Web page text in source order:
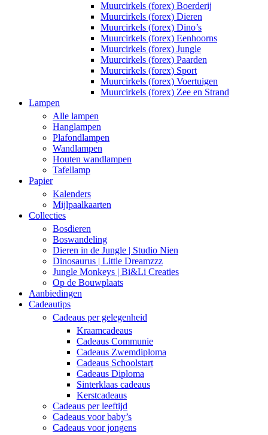
Muurcirkels (forex) Boerderij
Muurcirkels (forex) Dieren
Muurcirkels (forex) Dino’s
Muurcirkels (forex) Eenhoorns
Muurcirkels (forex) Jungle
Muurcirkels (forex) Paarden
Muurcirkels (forex) Sport
Muurcirkels (forex) Voertuigen
Muurcirkels (forex) Zee en Strand
Lampen
Alle lampen
Hanglampen
Plafondlampen
Wandlampen
Houten wandlampen
Tafellamp
Papier
Kalenders
Mijlpaalkaarten
Collecties
Bosdieren
Boswandeling
Dieren in de Jungle | Studio Nien
Dinosaurus | Little Dreamzzz
Jungle Monkeys | Bi&Li Creaties
Op de Bouwplaats
Aanbiedingen
Cadeautips
Cadeaus per gelegenheid
Kraamcadeaus
Cadeaus Communie
Cadeaus Zwemdiploma
Cadeaus Schoolstart
Cadeaus Diploma
Sinterklaas cadeaus
Kerstcadeaus
Cadeaus per leeftijd
Cadeaus voor baby’s
Cadeaus voor jongens